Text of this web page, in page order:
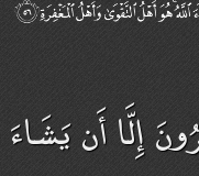
إِلَّا أَن